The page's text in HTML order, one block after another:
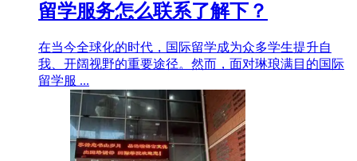
留学服务怎么联系了解下？
在当今全球化的时代，国际留学成为众多学生提升自
我、开阔视野的重要途径。然而，面对琳琅满目的国际
留学服 ...